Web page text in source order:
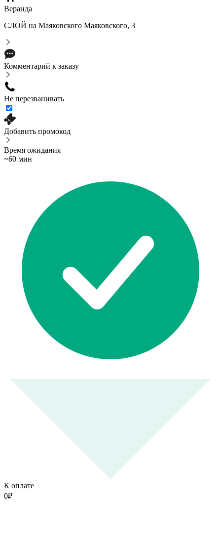
Веранда
СЛОЙ на Маяковского Маяковского, 3
Комментарий к заказу
Не перезванивать
Добавить промокод
Время ожидания
~60 мин
К оплате
0₽